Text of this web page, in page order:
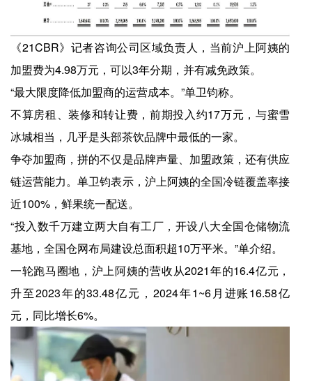
《21CBR》记者咨询公司区域负责人，当前沪上阿姨的
加盟费为4.98万元，可以3年分期，并有减免政策。
“最大限度降低加盟商的运营成本。”单卫钧称。
不算房租、装修和转让费，前期投入约17万元，与蜜雪
冰城相当，几乎是头部茶饮品牌中最低的一家。
争夺加盟商，拼的不仅是品牌声量、加盟政策，还有供应
链运营能力。单卫钧表示，沪上阿姨的全国冷链覆盖率接
近100%，鲜果统一配送。
“投入数千万建立两大自有工厂，开设八大全国仓储物流
基地，全国仓网布局建设总面积超10万平米。”单介绍。
一轮跑马圈地，沪上阿姨的营收从2021年的16.4亿元，
升至2023年的33.48亿元，2024年1~6月进账16.58亿
元‌，同比增长6%。